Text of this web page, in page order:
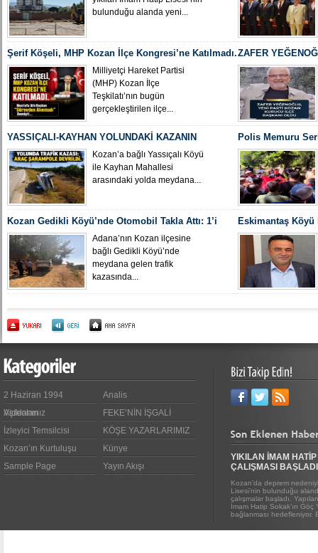
bulunduğu alanda yeni...
Şerif Köşeli, MHP Kozan İlçe Kongresi’ne Katılmadı.
Milliyetçi Hareket Partisi
(MHP) Kozan İlçe
Teşkilatı’nın bugün
gerçekleştirilen ilçe...
ZAFER
İLÇE BAŞKANI
YASSIÇALI-KAYHAN YOLUNDAKİ KAZANIN
KAMERA GÖRÜNTÜLERİ ORTAYA ÇIKTI
Kozan’a bağlı Yassıçalı Köyü
ile Kayhan Mahallesi
arasındaki yolda meydana...
Polis Memuru
Uğurlandı
Kozan Gedikli Köyü’nde Otomobil Takla Attı: 1’i
Bebek 6 Kişi YaralandıAdana’nın Kozan ilçesine
bağlı Gedikli Köyü’nde
meydana gelen trafik
kazasında...
Eskimantaş Köyü
gördüğü
2 Haziran 1994
Videoları
Analis
Aşıklarımız
FEKE’NİN İŞGALİ
İzleyici Temsilcisi
KÖŞE YAZARLARIMIZ
Kozan’ın Kurtuluşu
Künye
Sample Page
Yayın Akışı
YIKILAN İMAM
ÇALIŞMASI BAŞLADI
Kozan’da deprem
Lisesi’nin bulunduğu
çalışmalar başladı.
İmam Hatip Sokak’ın Göç
bağlanması hedefleniyor.